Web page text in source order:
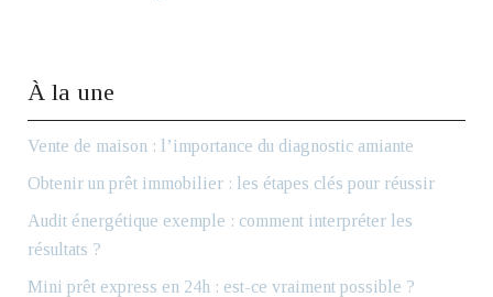
À la une
Vente de maison : l’importance du diagnostic amiante
Obtenir un prêt immobilier : les étapes clés pour réussir
Audit énergétique exemple : comment interpréter les
résultats ?
Mini prêt express en 24h : est-ce vraiment possible ?